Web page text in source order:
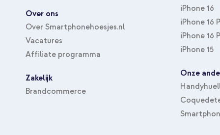
Over ons
Over Smartphonehoesjes.nl
Vacatures
Affiliate programma
Zakelijk
Brandcommerce
iPhone 16
iPhone 16
iPhone 16
iPhone 15
Onze